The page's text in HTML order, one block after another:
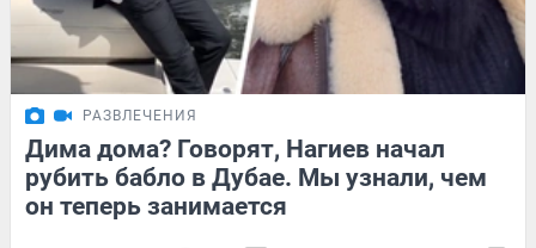
РАЗВЛЕЧЕНИЯ
Дима дома? Говорят, Нагиев начал
рубить бабло в Дубае. Мы узнали, чем
он теперь занимается